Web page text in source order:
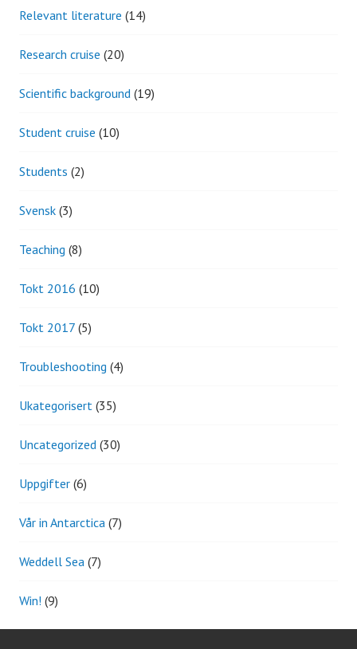
Relevant literature (14)
Research cruise (20)
Scientific background (19)
Student cruise (10)
Students (2)
Svensk (3)
Teaching (8)
Tokt 2016 (10)
Tokt 2017 (5)
Troubleshooting (4)
Ukategorisert (35)
Uncategorized (30)
Uppgifter (6)
Vår in Antarctica (7)
Weddell Sea (7)
Win! (9)